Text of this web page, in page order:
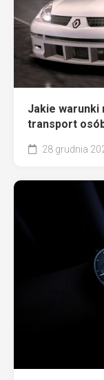
Jakie warunki
transport
28 grudnia